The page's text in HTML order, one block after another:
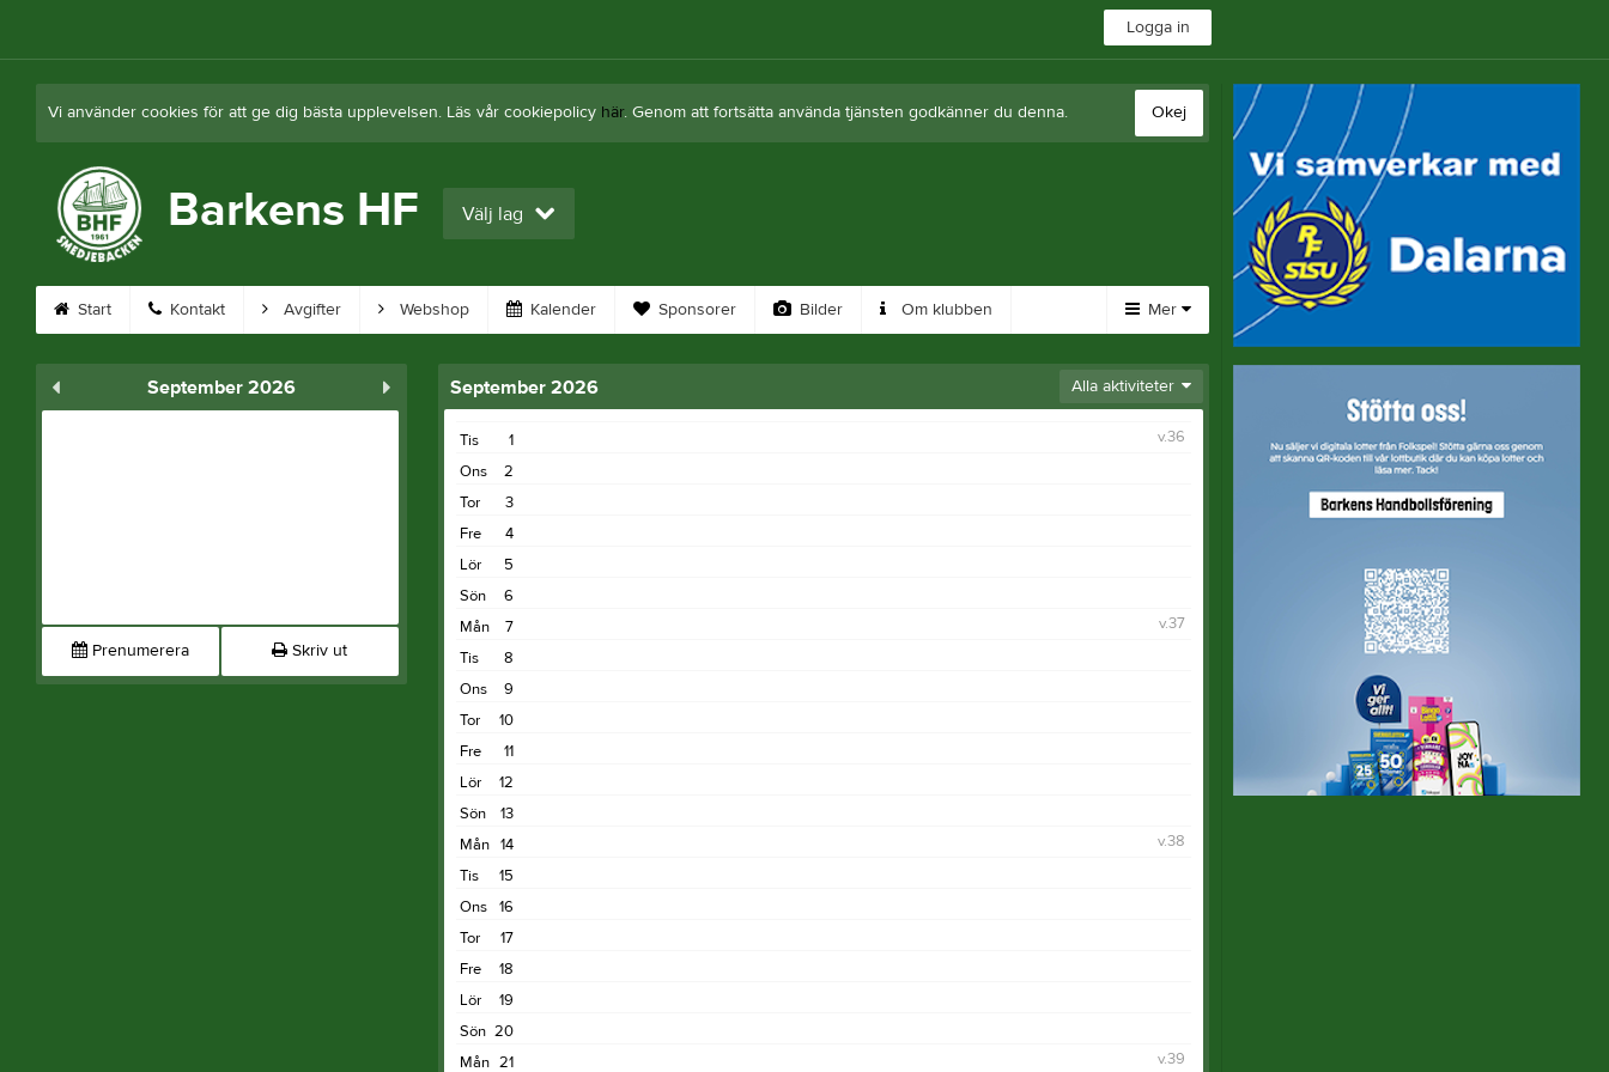
Logga in
Vi använder cookies för att ge dig bästa upplevelsen. Läs vår cookiepolicy här. Genom att fortsätta använda tjänsten godkänner du denna. Okej
Barkens HF Välj lag
Start Kontakt Avgifter Webshop Kalender Sponsorer Bilder Om klubben Mer
Bli medlem
September 2026
Prenumerera Skriv ut
September 2026 Alla aktiviteter
1
Tis
v.36
2
Ons
3
Tor
4
Fre
5
Lör
6
Sön
7
Mån
v.37
8
Tis
9
Ons
10
Tor
11
Fre
12
Lör
13
Sön
14
Mån
v.38
15
Tis
16
Ons
17
Tor
18
Fre
19
Lör
20
Sön
21
Mån v.39